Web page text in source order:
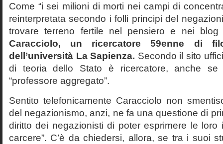
Come “i sei milioni di morti nei campi di
reinterpretata secondo i folli principi del
trovare terreno fertile nel pensiero e nei
Caracciolo, un ricercatore 59enne di
dell’università La Sapienza. Secondo il sito
di teoria dello Stato è ricercatore, anche
“professore aggregato”.
Sentito telefonicamente Caracciolo non
del negazionismo, anzi, ne fa una questione di
diritto dei negazionisti di poter esprimere le loro
carcere”. C’è da chiedersi, allora, se tra i suoi